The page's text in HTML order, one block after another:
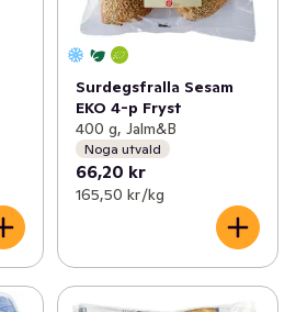
Surdegsfralla Sesam
EKO 4-p Fryst
400 g, Jalm&B
Noga utvald
66,20 kr
165,50 kr /kg